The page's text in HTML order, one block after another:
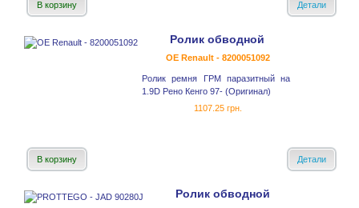
В корзину Детали
Ролик обводной
OE Renault - 8200051092
Ролик ремня ГРМ паразитный на
1.9D Рено Кенго 97- (Оригинал)
1107.25 грн.
В корзину Детали
Ролик обводной